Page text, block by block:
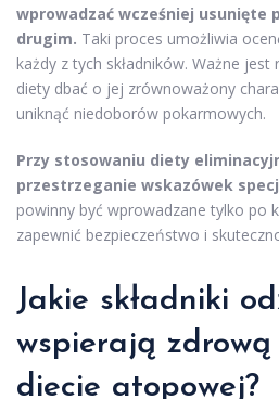
wprowadzać wcześniej usunięte
drugim. Taki proces umożliwia
każdy z tych składników. Ważne jest
diety dbać o jej zrównoważony
uniknąć niedoborów pokarmowych.
Przy stosowaniu diety
przestrzeganie wskazówek
powinny być wprowadzane tylko po
zapewnić bezpieczeństwo i
Jakie składniki
wspierają zdrową
diecie atopowej?